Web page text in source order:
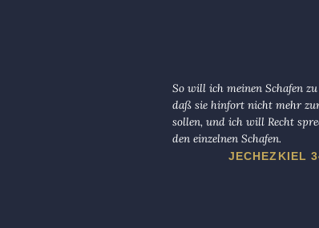
So will ich meinen Schafen
daß sie hinfort nicht mehr
sollen, und ich will Recht
den einzelnen Schafen.
JECHEZKIEL